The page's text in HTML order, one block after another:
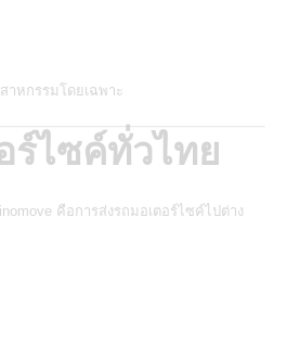
าหกรรมโดยเฉพาะ
ร์ไซค์ทั่วไทย
คือการส่งรถมอเตอร์ไซค์ไปต่าง